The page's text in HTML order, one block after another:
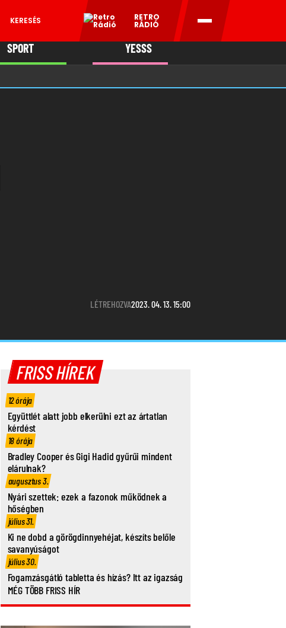
KERESÉS RETRO
RÁDIÓ
SPORT YESSS
LÉTREHOZVA2023. 04. 13. 15:00
FRISS HÍREK
12 órája
Együttlét alatt jobb elkerülni ezt az ártatlan
kérdést
18 órája
Bradley Cooper és Gigi Hadid gyűrűi mindent
elárulnak?
augusztus 3.
Nyári szettek: ezek a fazonok működnek a
hőségben
július 31.
Ki ne dobd a görögdinnyehéjat, készíts belőle
savanyúságot
július 30.
Fogamzásgátló tabletta és hízás? Itt az igazság
MÉG TÖBB FRISS HÍR